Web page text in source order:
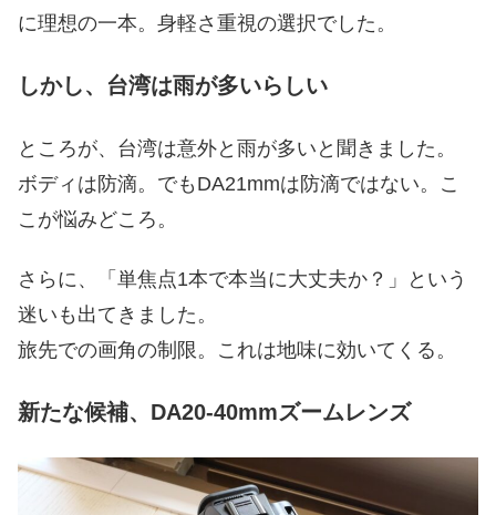
に理想の一本。身軽さ重視の選択でした。
しかし、台湾は雨が多いらしい
ところが、台湾は意外と雨が多いと聞きました。
ボディは防滴。でもDA21mmは防滴ではない。こ
こが悩みどころ。
さらに、「単焦点1本で本当に大丈夫か？」という
迷いも出てきました。
旅先での画角の制限。これは地味に効いてくる。
新たな候補、DA20-40mmズームレンズ